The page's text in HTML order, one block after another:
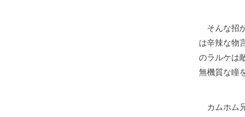
そんな招
は辛辣な物
のラルケは
無機質な瞳
カムホム